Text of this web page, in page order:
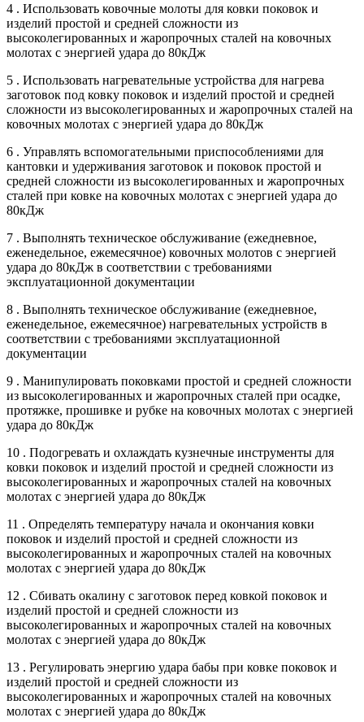
4 . Использовать ковочные молоты для ковки поковок и
изделий простой и средней сложности из
высоколегированных и жаропрочных сталей на ковочных
молотах с энергией удара до 80кДж
5 . Использовать нагревательные устройства для нагрева
заготовок под ковку поковок и изделий простой и средней
сложности из высоколегированных и жаропрочных сталей на
ковочных молотах с энергией удара до 80кДж
6 . Управлять вспомогательными приспособлениями для
кантовки и удерживания заготовок и поковок простой и
средней сложности из высоколегированных и жаропрочных
сталей при ковке на ковочных молотах с энергией удара до
80кДж
7 . Выполнять техническое обслуживание (ежедневное,
еженедельное, ежемесячное) ковочных молотов с энергией
удара до 80кДж в соответствии с требованиями
эксплуатационной документации
8 . Выполнять техническое обслуживание (ежедневное,
еженедельное, ежемесячное) нагревательных устройств в
соответствии с требованиями эксплуатационной
документации
9 . Манипулировать поковками простой и средней сложности
из высоколегированных и жаропрочных сталей при осадке,
протяжке, прошивке и рубке на ковочных молотах с энергией
удара до 80кДж
10 . Подогревать и охлаждать кузнечные инструменты для
ковки поковок и изделий простой и средней сложности из
высоколегированных и жаропрочных сталей на ковочных
молотах с энергией удара до 80кДж
11 . Определять температуру начала и окончания ковки
поковок и изделий простой и средней сложности из
высоколегированных и жаропрочных сталей на ковочных
молотах с энергией удара до 80кДж
12 . Сбивать окалину с заготовок перед ковкой поковок и
изделий простой и средней сложности из
высоколегированных и жаропрочных сталей на ковочных
молотах с энергией удара до 80кДж
13 . Регулировать энергию удара бабы при ковке поковок и
изделий простой и средней сложности из
высоколегированных и жаропрочных сталей на ковочных
молотах с энергией удара до 80кДж